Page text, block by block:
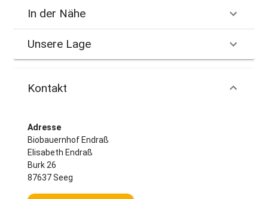
In der Nähe
Unsere Lage
Kontakt
Adresse
Biobauernhof Endraß
Elisabeth Endraß
Burk 26
87637 Seeg